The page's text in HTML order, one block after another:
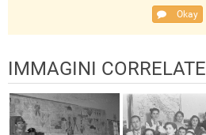
Okay
IMMAGINI CORRELATE